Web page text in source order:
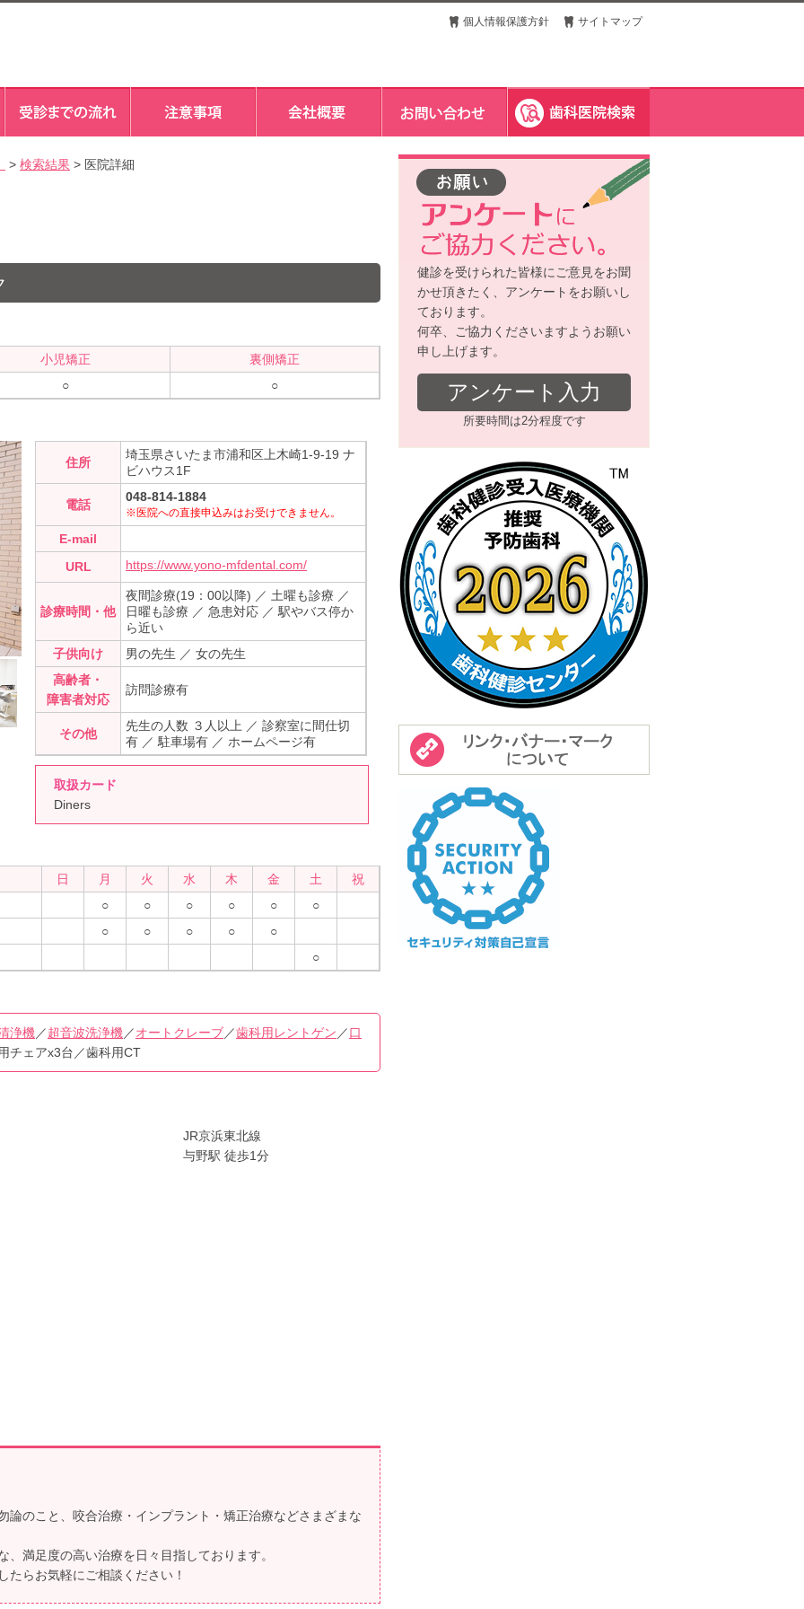
個人情報保護方針 サイトマップ
> 検索結果 > 医院詳細
小児矯正
裏側矯正
○
○
住所
埼玉県さいたま市浦和区上木崎1-9-19 ナ
ビハウス1F
電話
048-814-1884
※医院への直接申込みはお受けできません。
E-mail
URL
https://www.yono-mfdental.com/
診療時間・他
夜間診療(19：00以降) ／ 土曜も診療 ／
日曜も診療 ／ 急患対応 ／ 駅やバス停か
ら近い
子供向け
男の先生 ／ 女の先生
高齢者・
障害者対応
訪問診療有
その他
先生の人数 ３人以上 ／ 診察室に間仕切
有 ／ 駐車場有 ／ ホームページ有
取扱カード
Diners
日 月 火 水 木 金 土
祝
○
○ ○ ○ ○
○
○
○ ○ ○
○
○
浄機 ／超音波洗浄機 ／オートクレーブ／歯科用レントゲン ／口
チェアx3台／歯科用CT
JR京浜東北線
与野駅 徒歩1分
論のこと、咬合治療・インプラント・矯正治療などさまざまな
満足度の高い治療を日々目指しております。
たらお気軽にご相談ください！
健診を受けられた皆様にご意見をお聞
かせ頂きたく、アンケートをお願いし
ております。
何卒、ご協力くださいますようお願い
申し上げます。
アンケート入力
所要時間は2分程度です